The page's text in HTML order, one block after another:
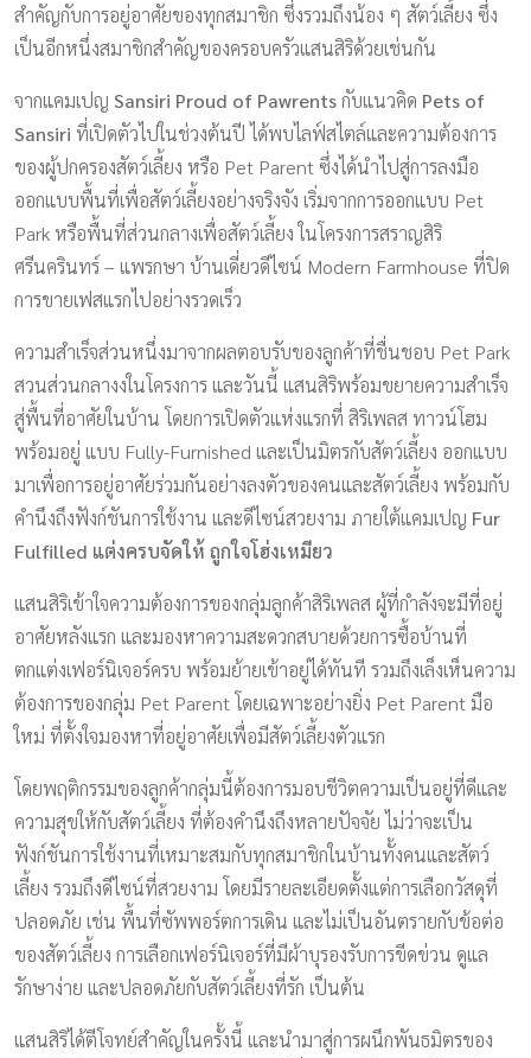
สำคัญกับการอยู่อาศัยของทุกสมาชิก ซึ่งรวมถึงน้อง ๆ สัตว์เลี้ยง ซึ่ง
เป็นอีกหนึ่งสมาชิกสำคัญของครอบครัวแสนสิริด้วยเช่นกัน
จากแคมเปญ Sansiri Proud of Pawrentsกับแนวคิด Pets of
Sansiri ที่เปิดตัวไปในช่วงต้นปี ได้พบไลฟ์สไตล์และความต้องการ
ของผู้ปกครองสัตว์เลี้ยง หรือ Pet Parent ซึ่งได้นำไปสู่การลงมือ
ออกแบบพื้นที่เพื่อสัตว์เลี้ยงอย่างจริงจัง เริ่มจากการออกแบบ Pet
Park หรือพื้นที่ส่วนกลางเพื่อสัตว์เลี้ยง ในโครงการสราญสิริ
ศรีนครินทร์ – แพรกษา บ้านเดี่ยวดีไซน์ Modern Farmhouse ที่ปิด
การขายเฟสแรกไปอย่างรวดเร็ว
ความสำเร็จส่วนหนึ่งมาจากผลตอบรับของลูกค้าที่ชื่นชอบ Pet Park
สวนส่วนกลางงในโครงการ และวันนี้ แสนสิริพร้อมขยายความสำเร็จ
สู่พื้นที่อาศัยในบ้าน โดยการเปิดตัวแห่งแรกที่ สิริเพลส ทาวน์โฮม
พร้อมอยู่ แบบ Fully-Furnished และเป็นมิตรกับสัตว์เลี้ยง ออกแบบ
มาเพื่อการอยู่อาศัยร่วมกันอย่างลงตัวของคนและสัตว์เลี้ยง พร้อมกับ
คำนึงถึงฟังก์ชันการใช้งาน และดีไซน์สวยงาม ภายใต้แคมเปญ Fur
Fulfilled แต่งครบจัดให้ ถูกใจโฮ่งเหมียว
แสนสิริเข้าใจความต้องการของกลุ่มลูกค้าสิริเพลส ผู้ที่กำลังจะมีที่อยู่
อาศัยหลังแรก และมองหาความสะดวกสบายด้วยการซื้อบ้านที่
ตกแต่งเฟอร์นิเจอร์ครบ พร้อมย้ายเข้าอยู่ได้ทันที รวมถึงเล็งเห็นความ
ต้องการของกลุ่ม Pet Parent โดยเฉพาะอย่างยิ่ง Pet Parent มือ
ใหม่ ที่ตั้งใจมองหาที่อยู่อาศัยเพื่อมีสัตว์เลี้ยงตัวแรก
โดยพฤติกรรมของลูกค้ากลุ่มนี้ต้องการมอบชีวิตความเป็นอยู่ที่ดีและ
ความสุขให้กับสัตว์เลี้ยง ที่ต้องคำนึงถึงหลายปัจจัย ไม่ว่าจะเป็น
ฟังก์ชันการใช้งานที่เหมาะสมกับทุกสมาชิกในบ้านทั้งคนและสัตว์
เลี้ยง รวมถึงดีไซน์ที่สวยงาม โดยมีรายละเอียดตั้งแต่การเลือกวัสดุที่
ปลอดภัย เช่น พื้นที่ซัพพอร์ตการเดิน และไม่เป็นอันตรายกับข้อต่อ
ของสัตว์เลี้ยง การเลือกเฟอร์นิเจอร์ที่มีผ้าบุรองรับการขีดข่วน ดูแล
รักษาง่าย และปลอดภัยกับสัตว์เลี้ยงที่รัก เป็นต้น
แสนสิริได้ตีโจทย์สำคัญในครั้งนี้ และนำมาสู่การผนึกพันธมิตรของ